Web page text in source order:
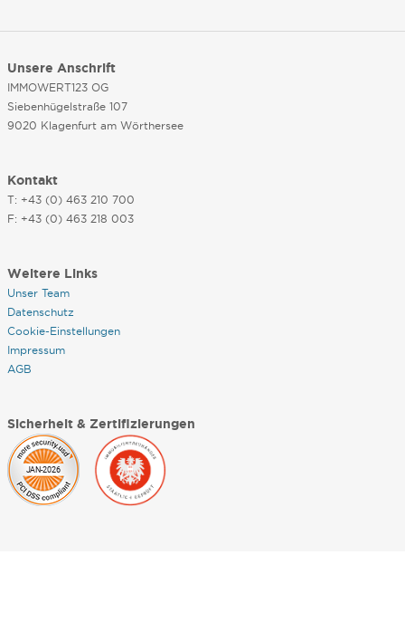
Unsere Anschrift
IMMOWERT123 OG
Siebenhügelstraße 107
9020 Klagenfurt am Wörthersee
Kontakt
T: +43 (0) 463 210 700
F: +43 (0) 463 218 003
Weitere Links
Unser Team
Datenschutz
Cookie-Einstellungen
Impressum
AGB
Sicherheit & Zertifizierungen